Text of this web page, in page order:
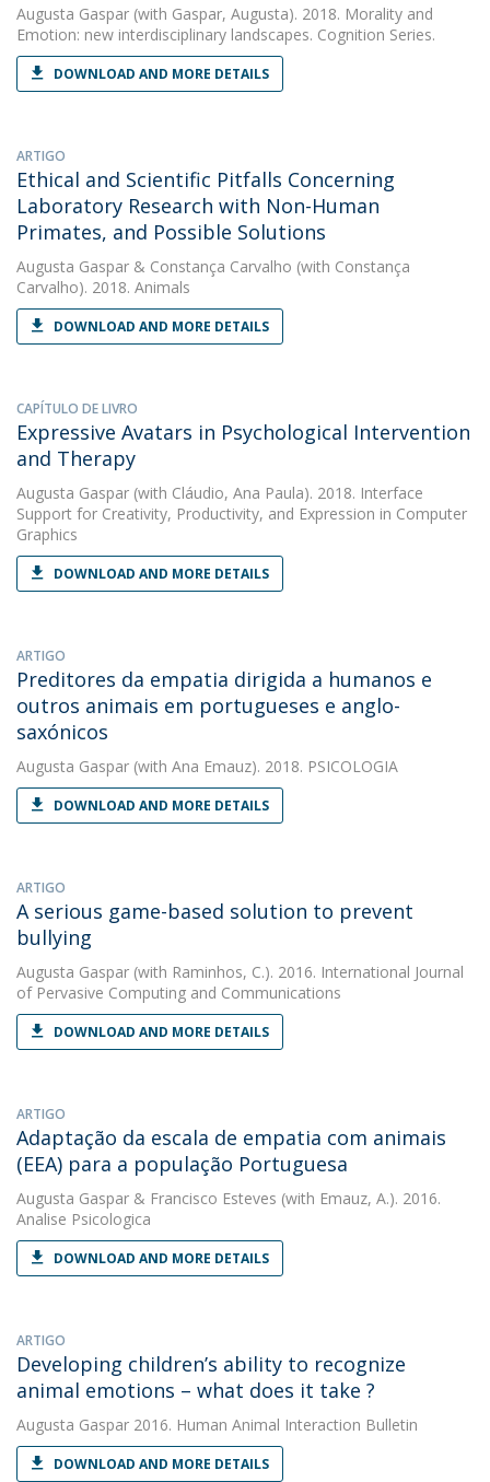
Augusta Gaspar (with Gaspar, Augusta). 2018. Morality and
Emotion: new interdisciplinary landscapes. Cognition Series.
DOWNLOAD AND MORE DETAILS
ARTIGO
Ethical and Scientific Pitfalls Concerning
Laboratory Research with Non-Human
Primates, and Possible Solutions
Augusta Gaspar & Constança Carvalho (with Constança
Carvalho). 2018. Animals
DOWNLOAD AND MORE DETAILS
CAPÍTULO DE LIVRO
Expressive Avatars in Psychological Intervention
and Therapy
Augusta Gaspar (with Cláudio, Ana Paula). 2018. Interface
Support for Creativity, Productivity, and Expression in Computer
Graphics
DOWNLOAD AND MORE DETAILS
ARTIGO
Preditores da empatia dirigida a humanos e
outros animais em portugueses e anglo-
saxónicos
Augusta Gaspar (with Ana Emauz). 2018. PSICOLOGIA
DOWNLOAD AND MORE DETAILS
ARTIGO
A serious game-based solution to prevent
bullying
Augusta Gaspar (with Raminhos, C.). 2016. International Journal
of Pervasive Computing and Communications
DOWNLOAD AND MORE DETAILS
ARTIGO
Adaptação da escala de empatia com animais
(EEA) para a população Portuguesa
Augusta Gaspar & Francisco Esteves (with Emauz, A.). 2016.
Analise Psicologica
DOWNLOAD AND MORE DETAILS
ARTIGO
Developing children’s ability to recognize
animal emotions – what does it take ?
Augusta Gaspar 2016. Human Animal Interaction Bulletin
DOWNLOAD AND MORE DETAILS